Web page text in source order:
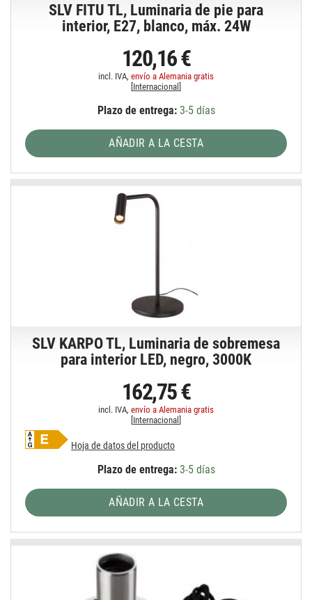
SLV FITU TL, Luminaria de pie para
interior, E27, blanco, máx. 24W
120,16 €
incl. IVA,envío a Alemania gratis
Internacional
Plazo de entrega:3-5 días
AÑADIR A LA CESTA
SLV KARPO TL, Luminaria de sobremesa
para interior LED, negro, 3000K
162,75 €
incl. IVA,envío a Alemania gratis
Internacional
Hoja de datos del producto
Plazo de entrega:3-5 días
AÑADIR A LA CESTA